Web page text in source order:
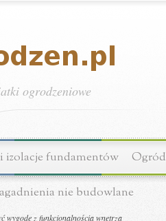
ogrodzeniowe
izolacje fundamentów Ogród
nie budowlane
wygodę z funkcjonalnością wnętrza